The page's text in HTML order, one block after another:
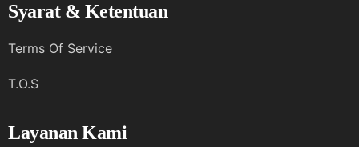
Syarat & Ketentuan
Terms Of Service
T.O.S
Layanan Kami